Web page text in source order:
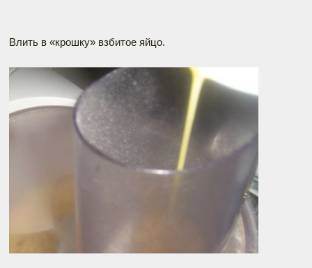
Влить в «крошку» взбитое яйцо.